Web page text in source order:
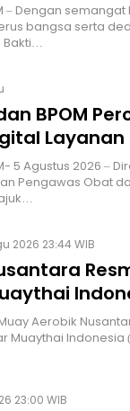
– Dengan
bangsa serta
Bakti…
BPOM
Layanan
5 Agustus 2026 –
Pengawas Obat
2026 23:44 WIB
Muay Aerobik
Muaythai Indonesia
23:00 WIB